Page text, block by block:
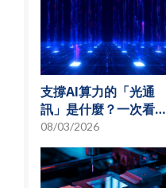
支撐AI算力的「光通
訊」是什麼？一次看懂
矽光子與光通訊模組發
展趨勢
08/03/2026